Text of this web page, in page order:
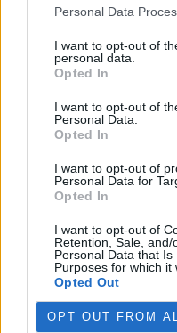
Personal Data
I want to opt-out of
personal data.
Opted In
I want to opt-out of
Personal Data.
Opted In
I want to opt-out of
Personal Data for
Opted In
I want to opt-out of
Retention, Sale,
Personal Data that
Purposes for which it
Opted Out
OPT OUT FROM
pronásledovali
jejich loď, která
patřící nadaci kanadsko-
palubě nebyl. Píše o tom
policii.
Záchranná stanice v
volně žijících zvířat
5.8.2026 17:40 | PRAHA (